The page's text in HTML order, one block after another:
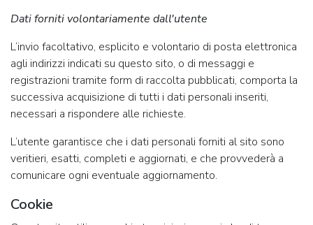
Dati forniti volontariamente dall'utente
L’invio facoltativo, esplicito e volontario di posta elettronica
agli indirizzi indicati su questo sito, o di messaggi e
registrazioni tramite form di raccolta pubblicati, comporta la
successiva acquisizione di tutti i dati personali inseriti,
necessari a rispondere alle richieste.
L’utente garantisce che i dati personali forniti al sito sono
veritieri, esatti, completi e aggiornati, e che provvederà a
comunicare ogni eventuale aggiornamento.
Cookie